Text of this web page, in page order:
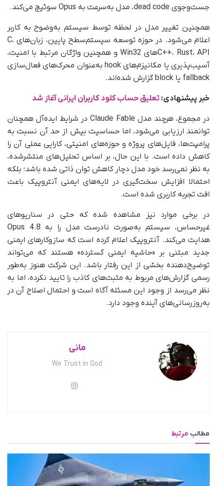
جست‌وجوی dead code، مدل به‌سرعت به Opus سوئیچ می‌کند.
همچنین تغییر مدل در لحظه توسط سیستم به‌وضوح به کاربر
اعلام می‌شود. در حوزه توسعه سیستم‌سطح پایین، زبان‌های C،
C++، Rust، APIهای Win32 و همچنین واژگان مرتبط با امنیت،
آسیب‌پذیری یا مکانیزم‌های hook به‌عنوان محرک‌های فعال‌سازی
fallback یا block گزارش شده‌اند.
خبر پیشنهادی: تعلیق حساب کلود کاربران ایرانی آغاز شد
در مجموع، هرچند مدل Claude Fable در شرایط ایده‌آل همچنان
توانمند ارزیابی می‌شود، اما حساسیت بیش از حد آن نسبت به
پرامپت‌ها، فایل‌های پروژه و حوزه‌های امنیتی، کارایی عملی آن را
کاهش داده است. با این حال، بر اساس تحلیل‌های منتشرشده،
به نظر نمی‌رسد خود مدل دچار کاهش توان ذاتی شده باشد؛ بلکه
احتمالا افزایش سخت‌گیری در لایه‌های ایمنی آنتروپیک باعث
افت تجربه کاربری شده است.
در برخی موارد نیز مشاهده شده که حتی در سناریوهای
غیرحساس، سیستم به‌صورت نادرست مدل را به Opus 4.8
هدایت می‌کند. آنتروپیک اعلام کرده است که سازوکارهای ایمنی
جدید مبتنی بر «حاشیه ایمنی گسترده» هستند که می‌تواند
توضیح‌دهنده بخشی از این رفتار باشد. این شرکت هنوز به‌طور
رسمی گزارش‌های مربوط به مثبت‌های کاذب را تایید نکرده، اما به
نظر می‌رسد از وجود این مسئله آگاه است و احتمال اصلاح آن در
به‌روزرسانی‌های آینده وجود دارد.
مانی
We Trust in God
مطالب مرتبط